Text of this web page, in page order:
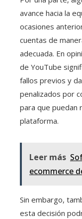
avance hacia la
ocasiones
cuentas de
adecuada. En
de YouTube
fallos previos y
penalizados por
para que puedan
plataforma.
Leer más
ecommerce
Sin embargo,
esta decisión